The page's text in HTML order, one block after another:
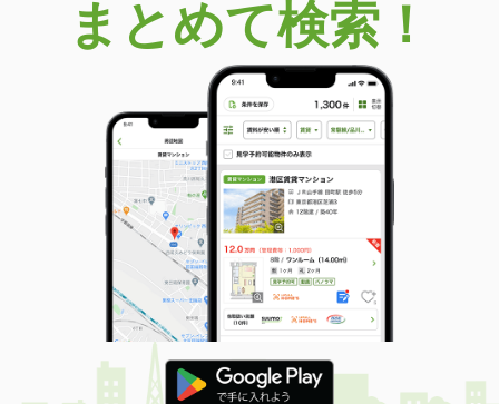
まとめて検索！